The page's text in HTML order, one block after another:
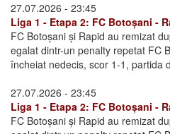
27.07.2026 - 23:45
Liga 1 - Etapa 2: FC Botoșani -
FC Botoșani și Rapid au remizat
egalat dintr-un penalty repetat FC
încheiat nedecis, scor 1-1, partida
27.07.2026 - 23:45
Liga 1 - Etapa 2: FC Botoșani -
FC Botoșani și Rapid au remizat